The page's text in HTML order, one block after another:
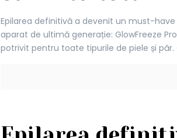
Epilarea definitivă a devenit un must-have
aparat de ultimă generație: GlowFreeze
potrivit pentru toate tipurile de piele și păr.